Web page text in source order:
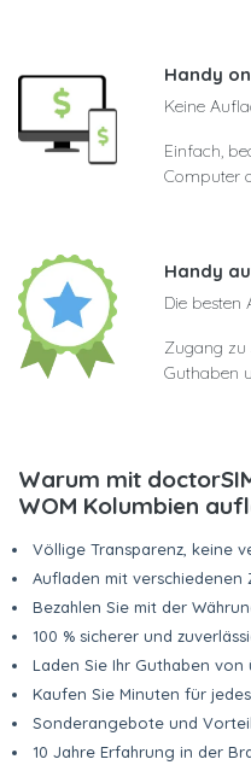
Handy
Keine
Einfach,
Computer
Handy
Die besten
Zugang zu
Guthaben
Warum mit
WOM Kolumbien
Völlige Transparenz, keine
Aufladen mit verschiedenen
Bezahlen Sie mit der
100 % sicherer und
Laden Sie Ihr Guthaben von
Kaufen Sie Minuten für
Sonderangebote und
10 Jahre Erfahrung in der